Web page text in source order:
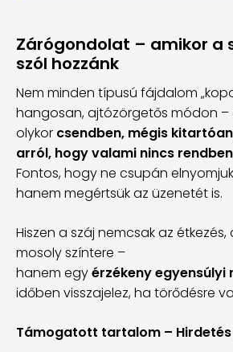
Zárógondolat – amikor a
szól hozzánk
Nem minden típusú fájdalom
hangosan, ajtózörgetős módon –
olykor csendben, mégis
arról, hogy valami nincs rendben
Fontos, hogy ne csupán
hanem megértsük az üzenetét is.
Hiszen a száj nemcsak az
mosoly színtere –
hanem egyérzékeny egyensúlyi
időben visszajelez, ha törődésre
Támogatott tartalom –